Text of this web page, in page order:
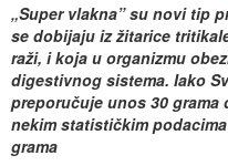
„Super vlakna” su novi tip
se dobijaju iz žitarice
raži, i koja u organizmu
digestivnog sistema. Iako
preporučuje unos 30
nekim statističkim
grama